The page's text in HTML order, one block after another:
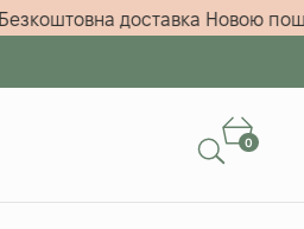
5000 грнБезкоштовна
0